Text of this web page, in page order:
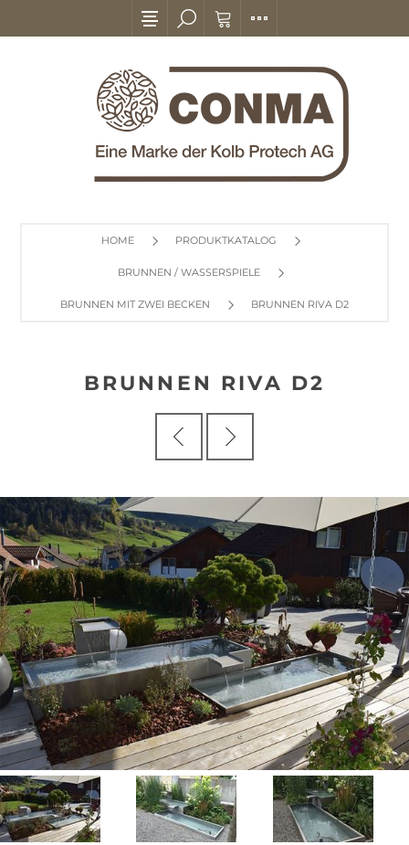
HOME PRODUKTKATALOG
BRUNNEN / WASSERSPIELE
BRUNNEN MIT ZWEI BECKEN BRUNNEN RIVA D2
BRUNNEN RIVA D2